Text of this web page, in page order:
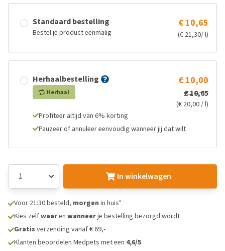
Standaard bestelling
Bestel je product eenmalig
€ 10,65
(€ 21,30/ l)
Herhaalbestelling
Herhaal
€ 10,00
€ 10,65
(€ 20,00 / l)
Profiteer altijd van 6% korting
Pauzeer of annuleer eenvoudig wanneer jij dat wilt
In winkelwagen
Voor 21:30 besteld, morgen in huis*
Kies zelfwaaren wanneerje bestelling bezorgd wordt
Gratis verzending vanaf € 69,-
Klanten beoordelen Medpets met een 4,6/5